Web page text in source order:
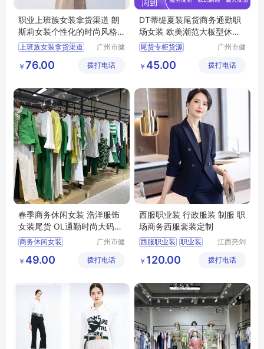
职业上班族女装拿货渠道 朗
斯莉女装个性化的时尚风格
广州服装市场
上班族女装拿货渠道
广州服装市场
广州市健
限公司
￥ 76.00 拨打电话
DT蒂缇夏装尾货商务通勤职
场女装 欧美潮范大板型休闲
风
尾货专柜货源
商务通勤职场女装
广州市健
限公司
￥ 45.00 拨打电话
春季商务休闲女装 浩洋服饰
女装尾货 OL通勤时尚大码女
装货源供应
商务休闲女装
广州市健
限公司
￥ 49.00 拨打电话
西服职业装 行政服装 制服 职
场商务西服套装定制
西服职业装 职业装
江西亮剑
公司
￥ 120.00 拨打电话